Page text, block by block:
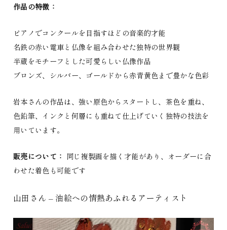
作品の特徴：
ピアノでコンクールを目指すほどの音楽的才能
名鉄の赤い電車と仏像を組み合わせた独特の世界観
半蔵をモチーフとした可愛らしい仏像作品
ブロンズ、シルバー、ゴールドから赤青黄色まで豊かな色彩
岩本さんの作品は、強い原色からスタートし、茶色を重ね、
色鉛筆、インクと何層にも重ねて仕上げていく独特の技法を
用いています。
販売について： 同じ複製画を描く才能があり、オーダーに合
わせた着色も可能です
山田さん – 油絵への情熱あふれるアーティスト